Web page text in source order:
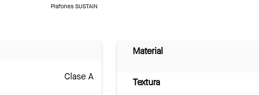
Plafones SUSTAIN
Clase A
Material
Textura